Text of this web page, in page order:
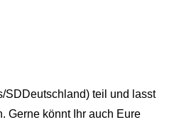
SDDeutschland) teil und lasst
Gerne könnt Ihr auch Eure